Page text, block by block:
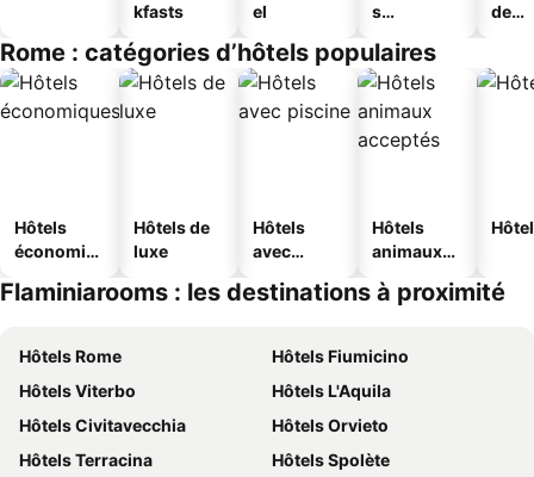
kfasts
el
s
s
de
Rome : catégories d’hôtels populaires
Hôtels
économiq
Hôtels de
luxe
Hôtels
avec
Hôtels
animaux
Flaminiarooms : les destinations à proximité
Hôtels Rome
Hôtels Fiumicino
Hôtels Viterbo
Hôtels L'Aquila
Hôtels Civitavecchia
Hôtels Orvieto
Hôtels Terracina
Hôtels Spolète